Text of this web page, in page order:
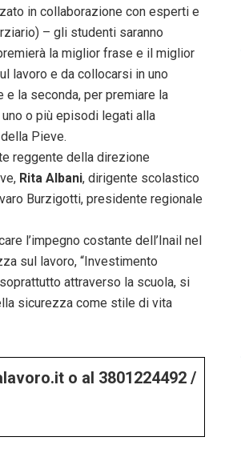
in collaborazione con esperti e
– gli studenti saranno
la miglior frase e il miglior
lavoro e da collocarsi in uno
la seconda, per premiare la
o più episodi legati alla
Pieve.
reggente della direzione
Rita Albani, dirigente scolastico
Burzigotti, presidente regionale
l’impegno costante dell’Inail nel
sul lavoro, “Investimento
attraverso la scuola, si
sicurezza come stile di vita
o al 3801224492 /